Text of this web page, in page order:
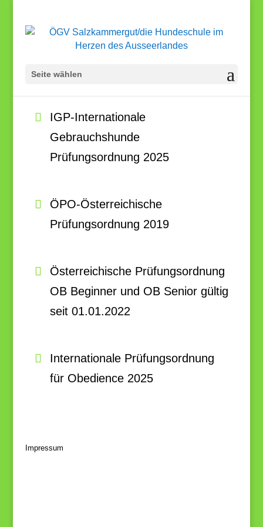
Seite wählen
IGP-Internationale
Gebrauchshunde
Prüfungsordnung 2025
ÖPO-Österreichische
Prüfungsordnung 2019
Österreichische Prüfungsordnung
OB Beginner und OB Senior gültig
seit 01.01.2022
Internationale Prüfungsordnung
für Obedience 2025
Impressum